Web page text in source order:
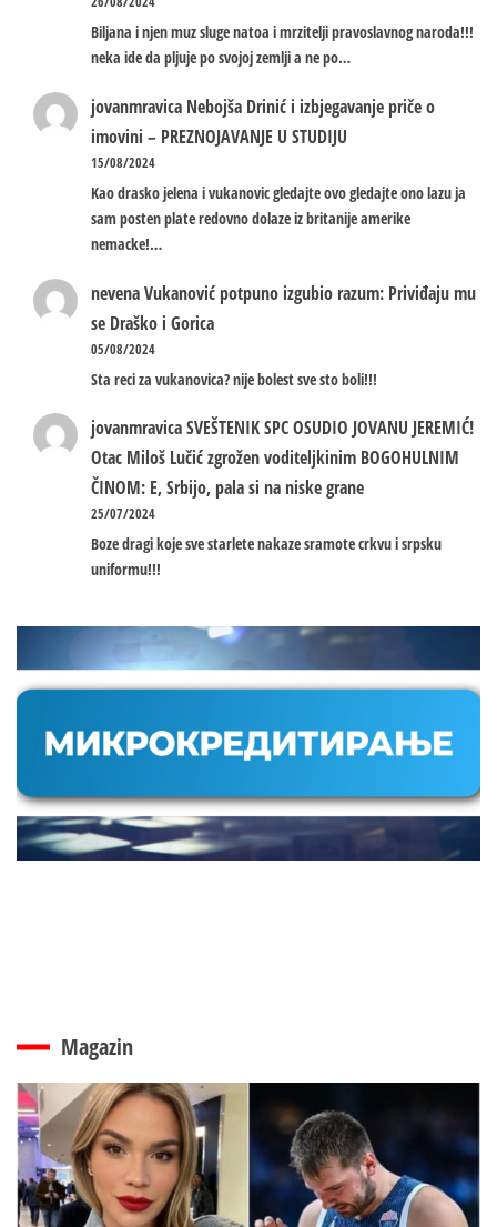
Biljana i njen muz sluge natoa i mrzitelji pravoslavnog naroda!!!
neka ide da pljuje po svojoj zemlji a ne po…
jovanmravica Nebojša Drinić i izbjegavanje priče o
imovini – PREZNOJAVANJE U STUDIJU
15/08/2024
Kao drasko jelena i vukanovic gledajte ovo gledajte ono lazu ja
sam posten plate redovno dolaze iz britanije amerike
nemacke!…
nevenaVukanović potpuno izgubio razum: Priviđaju mu
se Draško i Gorica
05/08/2024
Sta reci za vukanovica? nije bolest sve sto boli!!!
jovanmravicaSVEŠTENIK SPC OSUDIO JOVANU JEREMIĆ!
Otac Miloš Lučić zgrožen voditeljkinim BOGOHULNIM
ČINOM: E, Srbijo, pala si na niske grane
25/07/2024
Boze dragi koje sve starlete nakaze sramote crkvu i srpsku
uniformu!!!
Magazin